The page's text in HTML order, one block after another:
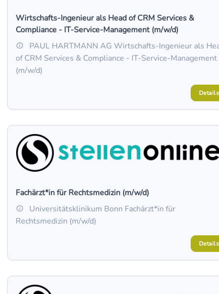
Wirtschafts-Ingenieur als Head of CRM Services &
Compliance - IT‑Service‑Management (m/w/d)
PAUL HARTMANN AG Wirtschafts-Ingenieur als
of CRM Services & Compliance - IT‑Service‑Management
(m/w/d)
Details
Fachärzt*in für Rechtsmedizin (m/w/d)
Universitätsklinikum Bonn Fachärzt*in für
Rechtsmedizin (m/w/d)
Details